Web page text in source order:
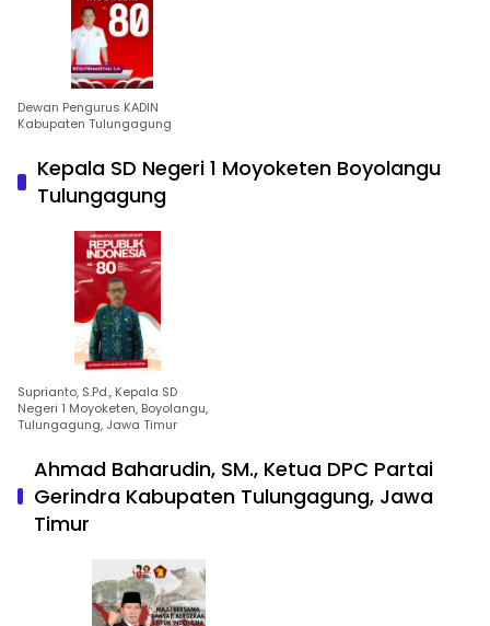
Dewan Pengurus KADIN
Kabupaten Tulungagung
Kepala SD Negeri 1 Moyoketen Boyolangu
Tulungagung
Suprianto, S.Pd., Kepala SD
Negeri 1 Moyoketen, Boyolangu,
Tulungagung, Jawa Timur
Ahmad Baharudin, SM., Ketua DPC Partai
Gerindra Kabupaten Tulungagung, Jawa
Timur